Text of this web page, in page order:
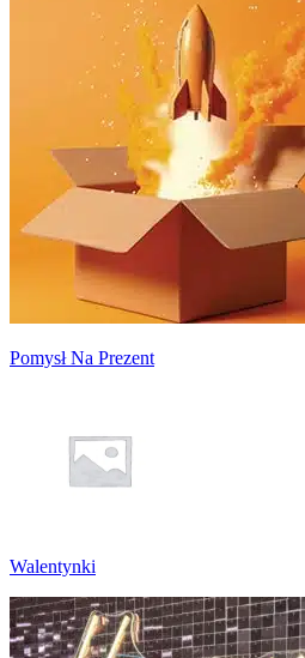
Pomysł Na Prezent
Walentynki